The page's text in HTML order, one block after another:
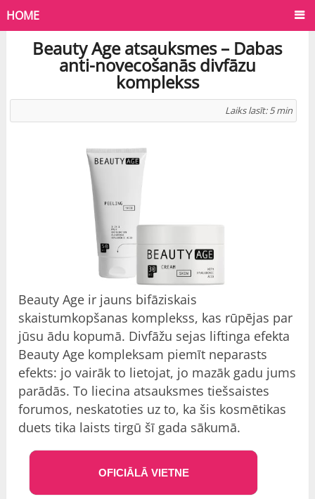
HOME
Beauty Age atsauksmes – Dabas
anti-novecošanās divfāzu
komplekss
Laiks lasīt:5 min
Beauty Age ir jauns bifāziskais
skaistumkopšanas komplekss, kas rūpējas par
jūsu ādu kopumā. Divfāžu sejas liftinga efekta
Beauty Age kompleksam piemīt neparasts
efekts: jo vairāk to lietojat, jo mazāk gadu jums
parādās. To liecina atsauksmes tiešsaistes
forumos, neskatoties uz to, ka šis kosmētikas
duets tika laists tirgū šī gada sākumā.
OFICIĀLĀ VIETNE